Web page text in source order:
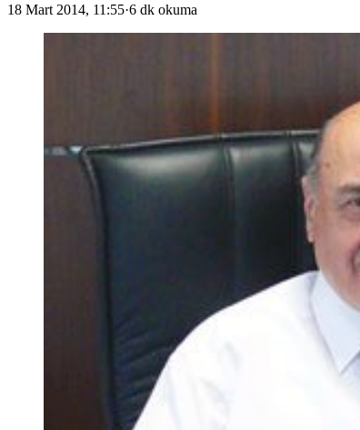
18 Mart 2014, 11:55·6 dk okuma